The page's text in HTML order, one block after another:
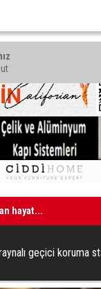
hayat...
geçici koruma